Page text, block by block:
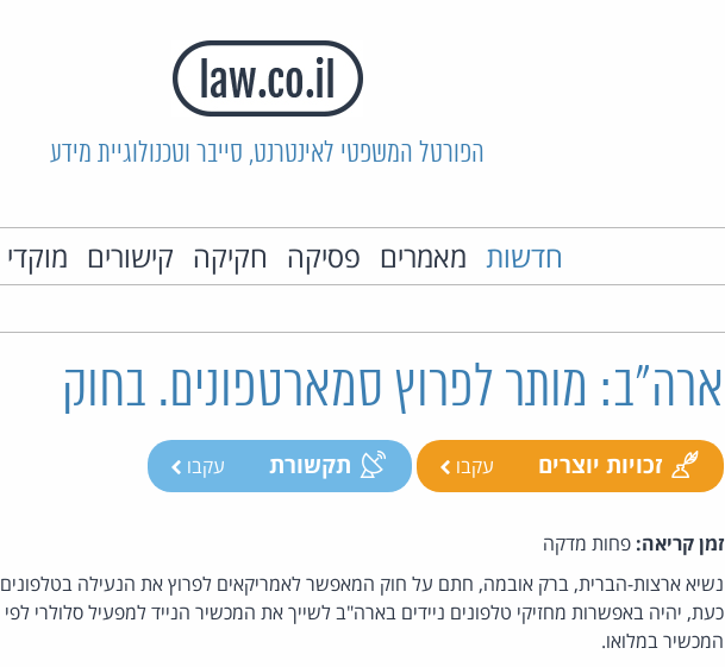
הפורטל המשפטי לאינטרנט, סייבר וטכנולוגיית מידע
חדשות מאמרים פסיקה חקיקה קישורים
ארה"ב: מותר לפרוץ סמארטפונים. בחוק
זכויות יוצרים עקבו תקשורת עקבו
זמן קריאה: פחות מדקה
נשיא ארצות-הברית, ברק אובמה, חתם על חוק המאפשר לאמריקאים לפרוץ את הנעילה
כעת, יהיה באפשרות מחזיקי טלפונים ניידים בארה"ב לשייך את המכשיר הנייד למפעיל סלולרי
המכשיר במלואו.